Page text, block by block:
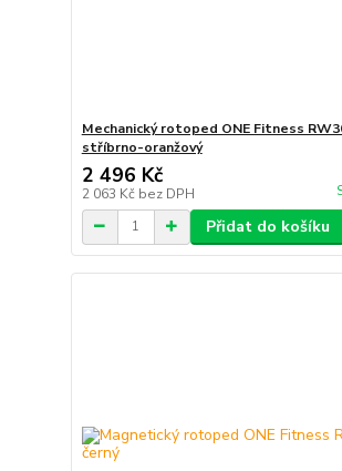
Mechanický rotoped ONE Fitness
stříbrno-oranžový
2 496 Kč
2 063 Kč bez DPH
Přidat do košíku